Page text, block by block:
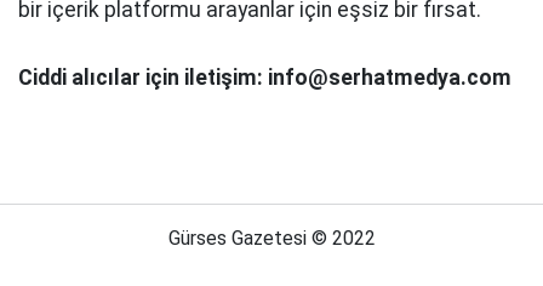
bir içerik platformu arayanlar için eşsiz bir fırsat.
Ciddi alıcılar için iletişim: info@serhatmedya.com
Gürses Gazetesi © 2022